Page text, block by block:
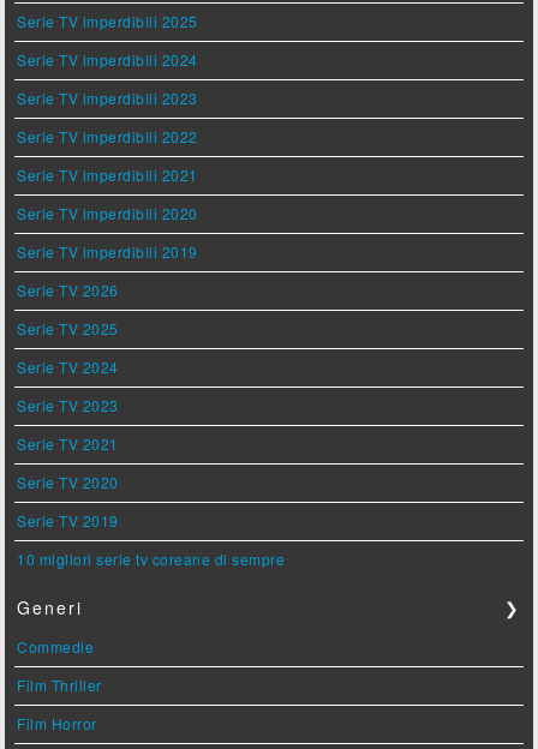
Serie TV imperdibili 2025
Serie TV imperdibili 2024
Serie TV imperdibili 2023
Serie TV imperdibili 2022
Serie TV imperdibili 2021
Serie TV imperdibili 2020
Serie TV imperdibili 2019
Serie TV 2026
Serie TV 2025
Serie TV 2024
Serie TV 2023
Serie TV 2021
Serie TV 2020
Serie TV 2019
10 migliori serie tv coreane di sempre
Generi ❯
Commedie
Film Thriller
Film Horror